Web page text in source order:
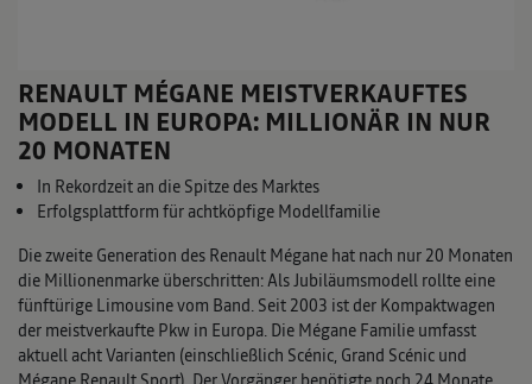
RENAULT MÉGANE MEISTVERKAUFTES
MODELL IN EUROPA: MILLIONÄR IN NUR
20 MONATEN
In Rekordzeit an die Spitze des Marktes
Erfolgsplattform für achtköpfige Modellfamilie
Die zweite Generation des Renault Mégane hat nach nur 20 Monaten
die Millionenmarke überschritten: Als Jubiläumsmodell rollte eine
fünftürige Limousine vom Band. Seit 2003 ist der Kompaktwagen
der meistverkaufte Pkw in Europa. Die Mégane Familie umfasst
aktuell acht Varianten (einschließlich Scénic, Grand Scénic und